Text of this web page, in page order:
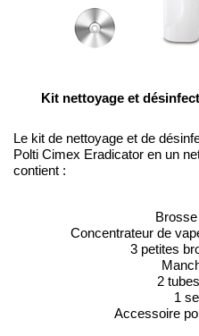
Kit nettoyage et
Le kit de nettoyage et de
Polti Cimex Eradicator en un
contient :
Concentrateur de
3 petites
2
1
Accessoire